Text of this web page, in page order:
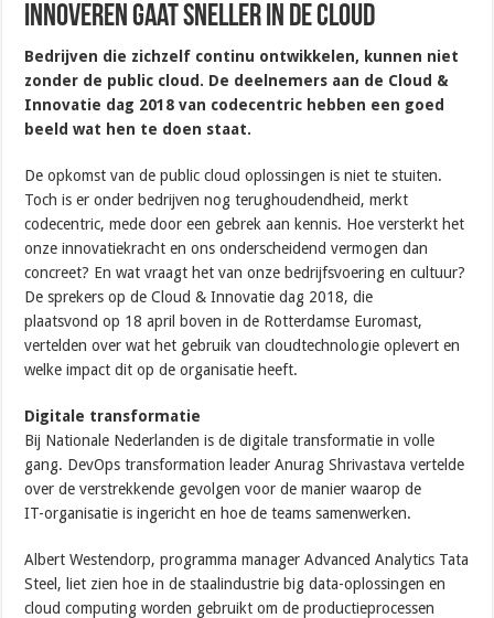
Innoveren gaat sneller in de cloud
Bedrijven die zichzelf continu ontwikkelen, kunnen niet
zonder de public cloud. De deelnemers aan de Cloud &
Innovatie dag 2018 van codecentric hebben een goed
beeld wat hen te doen staat.
De opkomst van de public cloud oplossingen is niet te stuiten.
Toch is er onder bedrijven nog terughoudendheid, merkt
codecentric, mede door een gebrek aan kennis. Hoe versterkt het
onze innovatiekracht en ons onderscheidend vermogen dan
concreet? En wat vraagt het van onze bedrijfsvoering en cultuur?
De sprekers op de Cloud & Innovatie dag 2018, die
plaatsvond op 18 april boven in de Rotterdamse Euromast,
vertelden over wat het gebruik van cloudtechnologie oplevert en
welke impact dit op de organisatie heeft.
Digitale transformatie
Bij Nationale Nederlanden is de digitale transformatie in volle
gang. DevOps transformation leader Anurag Shrivastava vertelde
over de verstrekkende gevolgen voor de manier waarop de
IT-organisatie is ingericht en hoe de teams samenwerken.
Albert Westendorp, programma manager Advanced Analytics Tata
Steel, liet zien hoe in de staalindustrie big data-oplossingen en
cloud computing worden gebruikt om de productieprocessen